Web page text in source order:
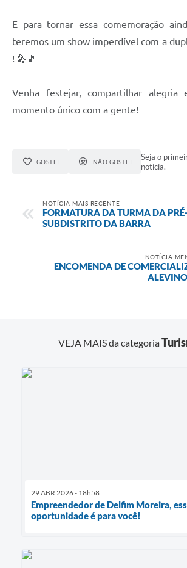
E para tornar essa comemoração
teremos um show imperdível com a
! 🎤🎵
Venha festejar, compartilhar alegria
momento único com a gente!
GOSTEI NÃO GOSTEI
Seja o
notícia.
NOTÍCIA MAIS RECENTE
FORMATURA DA TURMA DA
SUBDISTRITO DA BARRA
NOTÍCIA
ENCOMENDA DE
VEJA MAIS da categoria
29 ABR 2026 - 18h58
Empreendedor de Delfim Moreira,
oportunidade é para você!